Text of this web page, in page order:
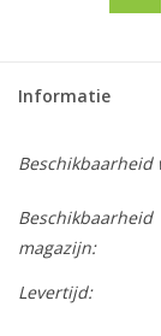
Informatie
Beschikbaarheid
Beschikbaarheid
magazijn:
Levertijd: